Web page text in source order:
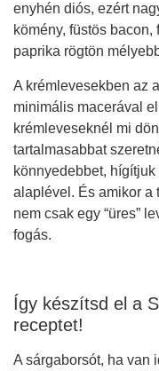
enyhén diós, ezért
kömény, füstös
paprika rögtön
A krémlevesekben az
minimális macerával
krémleveseknél mi
tartalmasabbat
könnyedebbet,
alaplével. És amikor a
nem csak egy “üres”
fogás.
Így készítsd el a
receptet!
A sárgaborsót, ha van